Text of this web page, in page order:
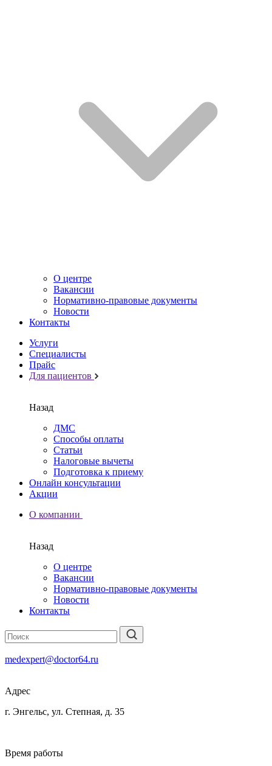
О центре
Вакансии
Нормативно-правовые документы
Новости
Контакты
Услуги
Специалисты
Прайс
Для пациентов
Назад
ДМС
Способы оплаты
Статьи
Налоговые вычеты
Подготовка к приему
Онлайн консультации
Акции
О компании
Назад
О центре
Вакансии
Нормативно-правовые документы
Новости
Контакты
medexpert@doctor64.ru
Адрес
г. Энгельс, ул. Степная, д. 35
Время работы